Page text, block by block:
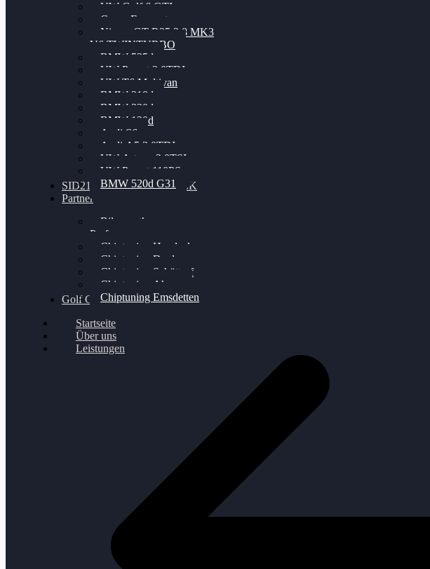
VW Golf 6 GTI
Cupra Formentor
Nissan GT-R35 3.8 MK3
V6 TWINTURBO
BMW 525d
VW Passat 2.0TDI
VW T6 Multivan
BMW 318d
BMW 320d
BMW 120d
Audi S6
Audi A5 3.0TDI
VW Arteon 2.0TSI
VW Passat 110PS
BMW 520d G31
SID212 / 212EVO UNLOCK
Partner
Bilgenroth
Performance
Chiptuning Herzlacke
Chiptuning Duelmen
Chiptuning Schüttorf
Chiptuning Ahaus
Chiptuning Emsdetten
Golf Gewinnspiel
Startseite
Über uns
Leistungen